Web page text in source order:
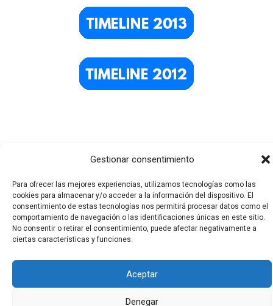
Gestionar consentimiento
Para ofrecer las mejores experiencias, utilizamos tecnologías como las
cookies para almacenar y/o acceder a la información del dispositivo. El
consentimiento de estas tecnologías nos permitirá procesar datos como el
comportamiento de navegación o las identificaciones únicas en este sitio.
No consentir o retirar el consentimiento, puede afectar negativamente a
ciertas características y funciones.
Aceptar
Denegar
Todos los derechos © 2026 El Funerario Digital | Funciona
gracias aTema Astra para WordPress